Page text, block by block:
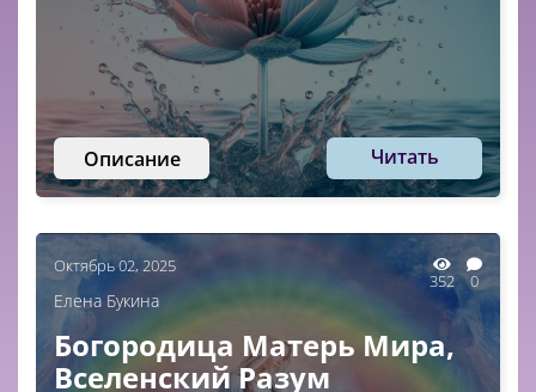
Описание Читать
Октябрь 02, 2025
352 0
Елена Букина
Богородица Матерь Мира,
Вселенский Разум